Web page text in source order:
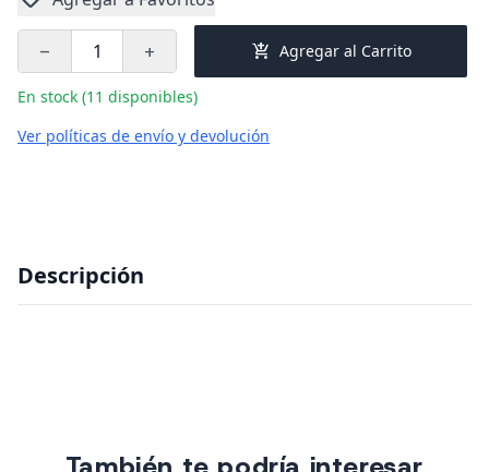
remove add add_shopping_cart Agregar al Carrito
En stock (11 disponibles)
Ver políticas de envío y devolución
Descripción